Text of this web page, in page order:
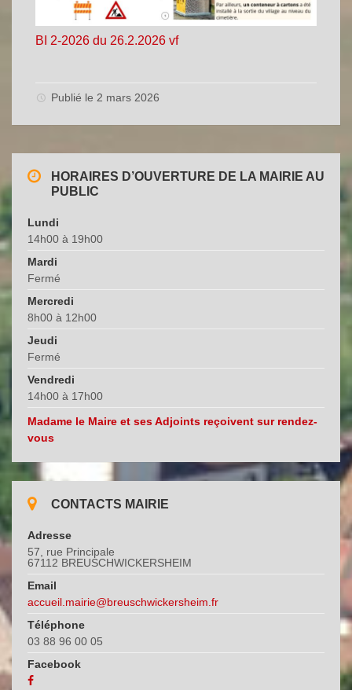
BI 2-2026 du 26.2.2026 vf
Publié le 2 mars 2026
HORAIRES D’OUVERTURE DE LA MAIRIE AU
PUBLIC
Lundi
14h00 à 19h00
Mardi
Fermé
Mercredi
8h00 à 12h00
Jeudi
Fermé
Vendredi
14h00 à 17h00
Madame le Maire et ses Adjoints reçoivent sur rendez-
vous
CONTACTS MAIRIE
Adresse
57, rue Principale
67112 BREUSCHWICKERSHEIM
Email
accueil.mairie@breuschwickersheim.fr
Téléphone
03 88 96 00 05
Facebook